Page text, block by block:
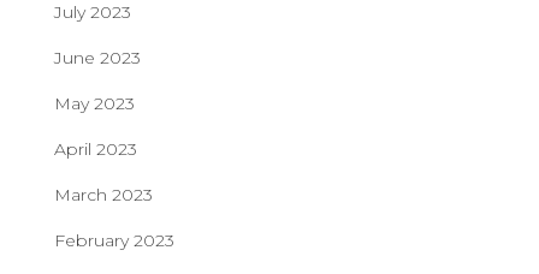
July 2023
June 2023
May 2023
April 2023
March 2023
February 2023